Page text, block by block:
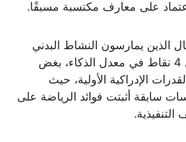
على معارف مكتسبة مسبقًا.
الذين يمارسون النشاط البدني
بانتظام شهدوا زيادة بمعدل 4 نقاط في معدل الذكاء، بغض
الإدراكية الأولية، حيث
سابقة أثبتت فوائد الرياضة على
التنفيذية.